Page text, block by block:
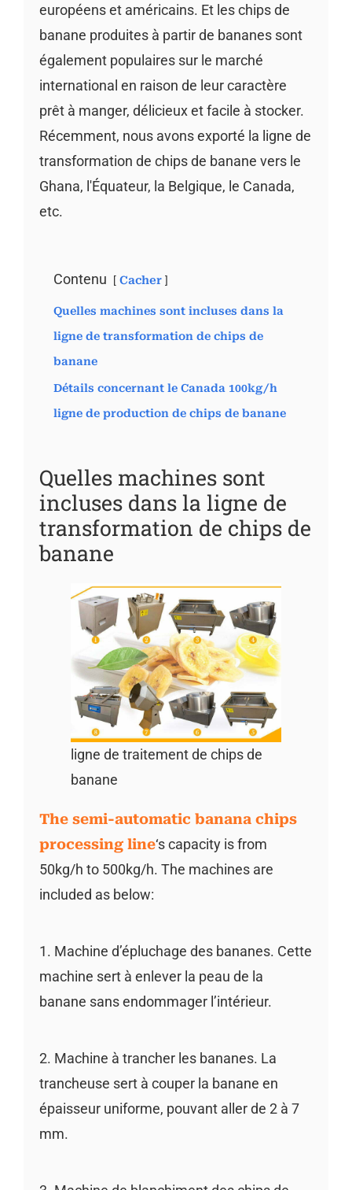
européens et américains. Et les chips de
banane produites à partir de bananes sont
également populaires sur le marché
international en raison de leur caractère
prêt à manger, délicieux et facile à stocker.
Récemment, nous avons exporté la ligne de
transformation de chips de banane vers le
Ghana, l'Équateur, la Belgique, le Canada,
etc.
Contenu Cacher
Quelles machines sont incluses dans la
ligne de transformation de chips de
banane
Détails concernant le Canada 100kg/h
ligne de production de chips de banane
Quelles machines sont
incluses dans la ligne de
transformation de chips de
banane
ligne de traitement de chips de
banane
The semi-automatic banana chips
processing line‘s capacity is from
50kg/h to 500kg/h. The machines are
included as below:
1. Machine d’épluchage des bananes. Cette
machine sert à enlever la peau de la
banane sans endommager l’intérieur.
2. Machine à trancher les bananes. La
trancheuse sert à couper la banane en
épaisseur uniforme, pouvant aller de 2 à 7
mm.